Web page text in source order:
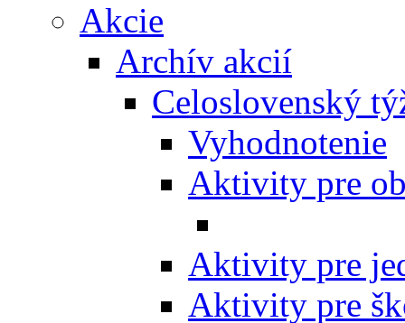
Akcie
Archív akcií
Celoslovenský
Vyhodnotenie
Aktivity pre
Aktivity pre
Aktivity pre